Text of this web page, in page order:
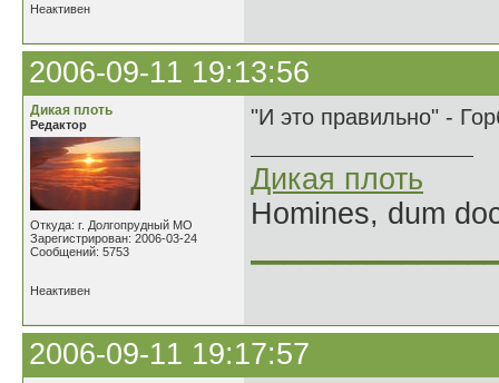
Неактивен
2006-09-11 19:13:56
Дикая плоть
Редактор
Откуда: г. Долгопрудный МО
Зарегистрирован: 2006-03-24
Сообщений: 5753
"И это правильно" -
Дикая плоть
Homines, dum
Неактивен
2006-09-11 19:17:57